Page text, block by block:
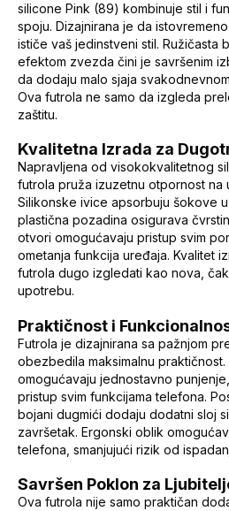
silicone Pink (89) kombinuje stil i
spoju. Dizajnirana je da
ističe vaš jedinstveni stil. Ružičasta
efektom zvezda čini je savršenim
da dodaju malo sjaja
Ova futrola ne samo da izgleda
zaštitu.
Kvalitetna Izrada za
Napravljena od visokokvalitetnog
futrola pruža izuzetnu otpornost na
Silikonske ivice apsorbuju šokove
plastična pozadina osigurava
otvori omogućavaju pristup svim
ometanja funkcija uređaja. Kvalitet
futrola dugo izgledati kao nova,
upotrebu.
Praktičnost i
Futrola je dizajnirana sa pažnjom
obezbedila maksimalnu
omogućavaju jednostavno
pristup svim funkcijama telefona.
bojani dugmići dodaju dodatni sloj
završetak. Ergonski oblik
telefona, smanjujući rizik od
Savršen Poklon za
Ova futrola nije samo praktičan